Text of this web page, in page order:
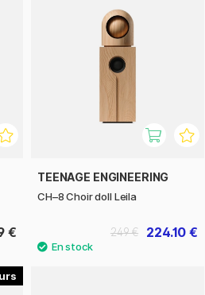
€
TEENAGE ENGINEERING
CH–8 Choir doll Leila
224.10 €
249 €